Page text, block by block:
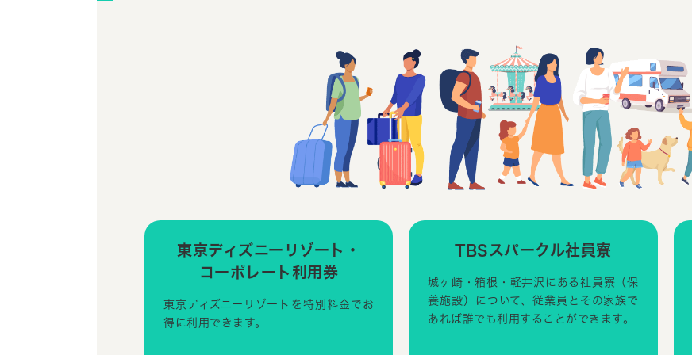
東京ディズニーリゾート・
コーポレート利用券
東京ディズニーリゾートを特別料金でお
得に利用できます。
TBSスパークル社員寮
城ヶ崎・箱根・軽井沢にある社員寮（保
養施設）について、従業員とその家族で
あれば誰でも利用することができます。